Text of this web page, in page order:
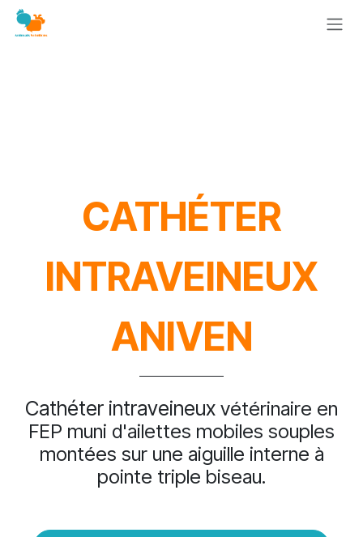
Se rendre au contenu
CATHÉTER
INTRAVEINEUX
ANIVEN
Cathéter intraveineux vétérinaire en
FEP muni d'ailettes mobiles souples
montées sur une aiguille interne à
pointe triple biseau.